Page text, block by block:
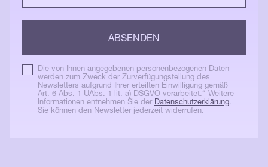
Die von Ihnen angegebenen personenbezogenen Daten
werden zum Zweck der Zurverfügungstellung des
Newsletters aufgrund Ihrer erteilten Einwilligung gemäß
Art. 6 Abs. 1 UAbs. 1 lit. a) DSGVO verarbeitet.“ Weitere
Informationen entnehmen Sie der Datenschutzerklärung.
Sie können den Newsletter jederzeit widerrufen.